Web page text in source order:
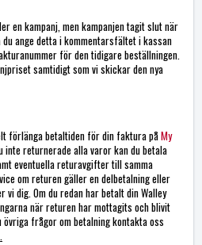
en kampanj, men kampanjen tagit slut när
ange detta i kommentarsfältet i kassan
för den tidigare beställningen.
samtidigt som vi skickar den nya
förlänga betaltiden för din faktura påMy
inte returnerade alla varor kan du betala
eventuella returavgifter till samma
om returen gäller en delbetalning eller
dig. Om du redan har betalt din Walley
när returen har mottagits och blivit
övriga frågor om betalning kontakta oss
.